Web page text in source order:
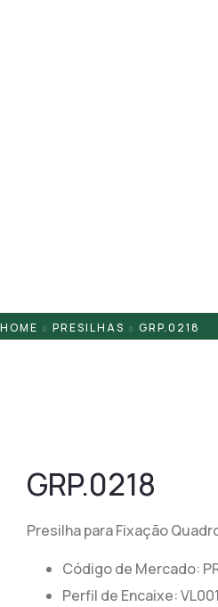
HOME PRESILHAS GRP.0218
GRP.0218
Presilha para Fixação
Código de Mercado:
​​Perfil de Encaixe: